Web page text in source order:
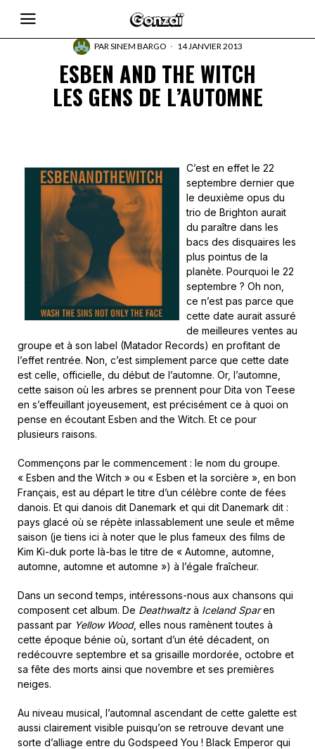
PARSINEM BARGO 14 JANVIER 2013
ESBEN AND THE WITCH
LES GENS DE L’AUTOMNE
C’est en effet le 22
septembre dernier que
le deuxième opus du
trio de Brighton aurait
du paraître dans les
bacs des disquaires les
plus pointus de la
planète. Pourquoi le 22
septembre ? Oh non,
ce n’est pas parce que
cette date aurait assuré
de meilleures ventes au
groupe et à son label (Matador Records) en profitant de
l’effet rentrée. Non, c’est simplement parce que cette date
est celle, officielle, du début de l’automne. Or, l’automne,
cette saison où les arbres se prennent pour Dita von Teese
en s’effeuillant joyeusement, est précisément ce à quoi on
pense en écoutant Esben and the Witch. Et ce pour
plusieurs raisons.
Commençons par le commencement : le nom du groupe.
« Esben and the Witch » ou « Esben et la sorcière », en bon
Français, est au départ le titre d’un célèbre conte de fées
danois. Et qui danois dit Danemark et qui dit Danemark dit :
pays glacé où se répète inlassablement une seule et même
saison (je tiens ici à noter que le plus fameux des films de
Kim Ki-duk porte là-bas le titre de « Automne, automne,
automne, automne et automne ») à l’égale fraîcheur.
Dans un second temps, intéressons-nous aux chansons qui
composent cet album. De Deathwaltzà Iceland Sparen
passant par Yellow Wood, elles nous ramènent toutes à
cette époque bénie où, sortant d’un été décadent, on
redécouvre septembre et sa grisaille mordorée, octobre et
sa fête des morts ainsi que novembre et ses premières
neiges.
Au niveau musical, l’automnal ascendant de cette galette est
aussi clairement visible puisqu’on se retrouve devant une
sorte d’alliage entre du Godspeed You ! Black Emperor qui